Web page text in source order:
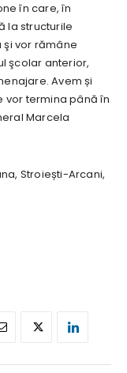
în care, în
la structurile
şi vor rămâne
şcolar anterior,
Avem și
vor termina până în
Marcela
Stroiești-Arcani,